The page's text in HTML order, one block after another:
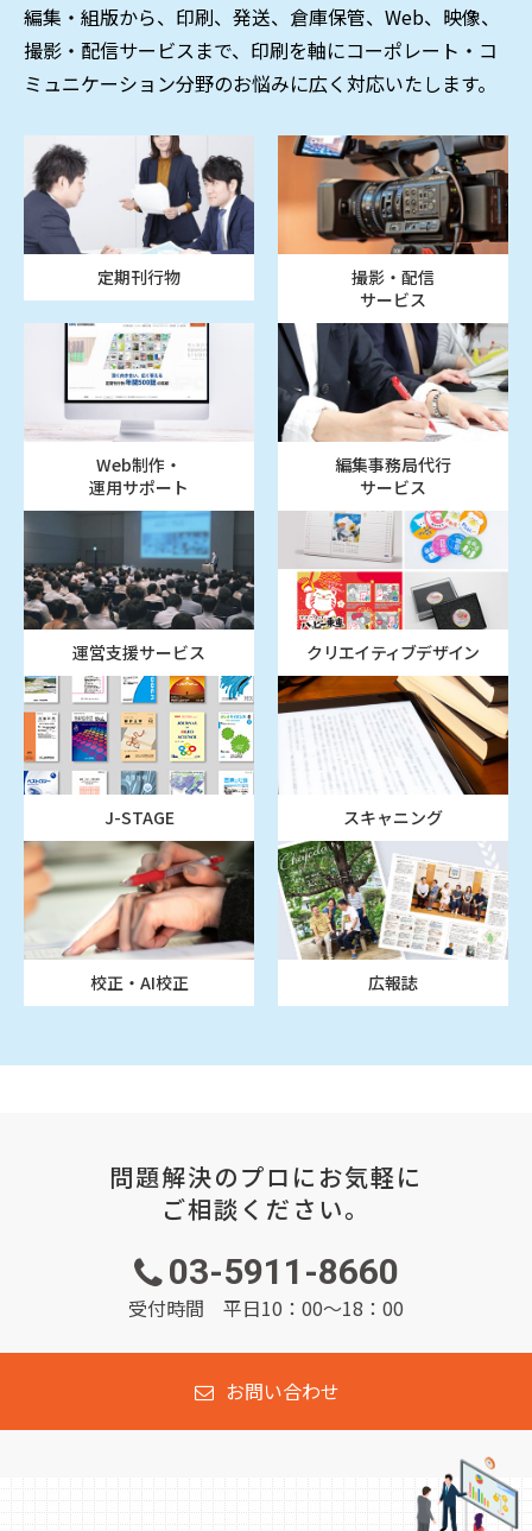
編集・組版から、印刷、発送、倉庫保管、Web、映像、
撮影・配信サービスまで、印刷を軸にコーポレート・コ
ミュニケーション分野のお悩みに広く対応いたします。
定期刊行物
撮影・配信
サービス
Web制作・
運用サポート
編集事務局代行
サービス
運営支援サービス クリエイティブデザイン
J-STAGE スキャニング
校正・AI校正 広報誌
問題解決のプロにお気軽に
ご相談ください。
03-5911-8660
受付時間 平日10：00～18：00
お問い合わせ